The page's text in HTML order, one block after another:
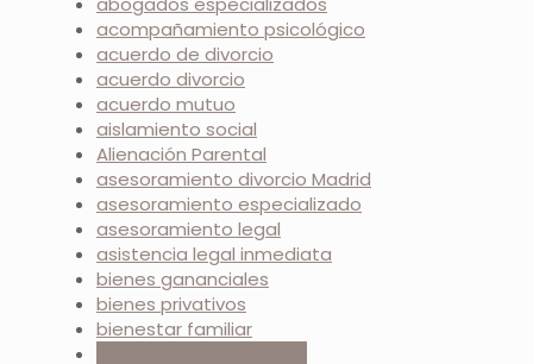
acompañamiento psicológico
acuerdo de divorcio
acuerdo divorcio
acuerdo mutuo
aislamiento social
Alienación Parental
asesoramiento divorcio Madrid
asesoramiento especializado
asesoramiento legal
asistencia legal inmediata
bienes gananciales
bienes privativos
bienestar familiar